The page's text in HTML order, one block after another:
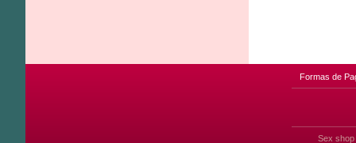
Formas de
Sex